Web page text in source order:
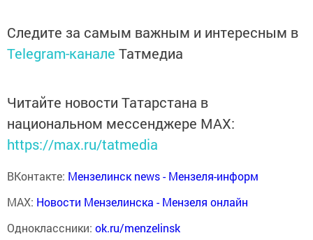
Следите за самым важным и интересным в
Telegram-канале Татмедиа
Читайте новости Татарстана в
национальном мессенджере MАХ:
https://max.ru/tatmedia
ВКонтакте: Мензелинск news - Мензеля-информ
MAX: Новости Мензелинска - Мензеля онлайн
Одноклассники: ok.ru/menzelinsk